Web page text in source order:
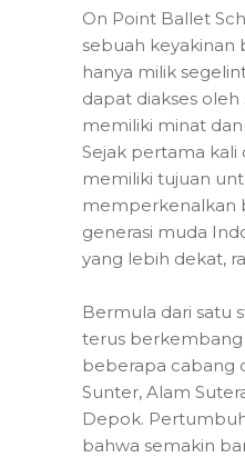
On Point Ballet
sebuah keyakinan
hanya milik
dapat diakses oleh
memiliki minat
Sejak pertama kali
memiliki tujuan
memperkenalkan
generasi muda
yang lebih dekat,
Bermula dari satu
terus
beberapa cabang
Sunter, Alam
Depok.
bahwa semakin